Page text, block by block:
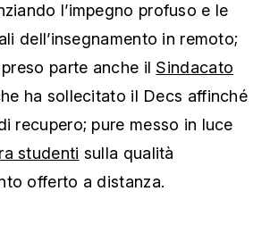
l’impegno profuso e le
dell’insegnamento in remoto;
parte anche il Sindacato
ha sollecitato il Decs affinché
recupero; pure messo in luce
studenti sulla qualità
offerto a distanza.